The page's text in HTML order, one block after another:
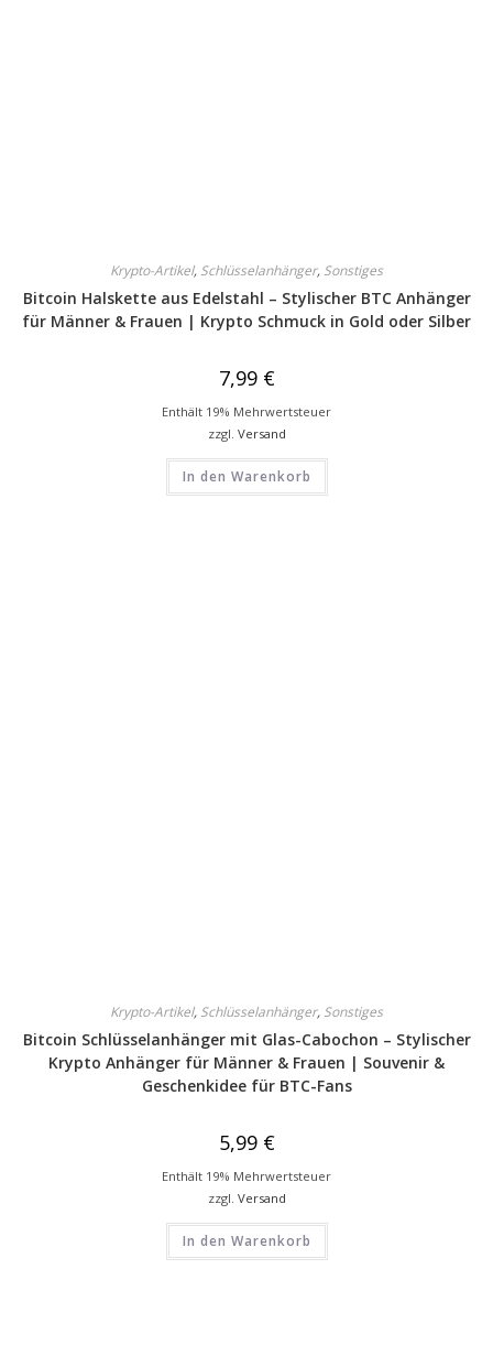
Krypto-Artikel, Schlüsselanhänger, Sonstiges
Bitcoin Halskette aus Edelstahl – Stylischer BTC Anhänger
für Männer & Frauen | Krypto Schmuck in Gold oder Silber
7,99 €
Enthält 19% Mehrwertsteuer
zzgl. Versand
In den Warenkorb
Krypto-Artikel, Schlüsselanhänger, Sonstiges
Bitcoin Schlüsselanhänger mit Glas-Cabochon – Stylischer
Krypto Anhänger für Männer & Frauen | Souvenir &
Geschenkidee für BTC-Fans
5,99 €
Enthält 19% Mehrwertsteuer
zzgl. Versand
In den Warenkorb